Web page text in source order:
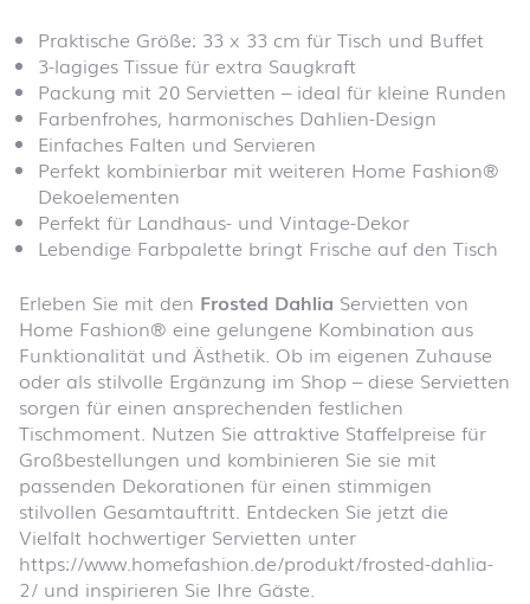
Praktische Größe: 33 x 33 cm für Tisch und Buffet
3-lagiges Tissue für extra Saugkraft
Packung mit 20 Servietten – ideal für kleine Runden
Farbenfrohes, harmonisches Dahlien-Design
Einfaches Falten und Servieren
Perfekt kombinierbar mit weiteren Home Fashion®
Dekoelementen
Perfekt für Landhaus- und Vintage-Dekor
Lebendige Farbpalette bringt Frische auf den Tisch
Erleben Sie mit den Frosted Dahlia Servietten von
Home Fashion® eine gelungene Kombination aus
Funktionalität und Ästhetik. Ob im eigenen Zuhause
oder als stilvolle Ergänzung im Shop – diese Servietten
sorgen für einen ansprechenden festlichen
Tischmoment. Nutzen Sie attraktive Staffelpreise für
Großbestellungen und kombinieren Sie sie mit
passenden Dekorationen für einen stimmigen
stilvollen Gesamtauftritt. Entdecken Sie jetzt die
Vielfalt hochwertiger Servietten unter
https://www.homefashion.de/produkt/frosted-dahlia-
2/ und inspirieren Sie Ihre Gäste.